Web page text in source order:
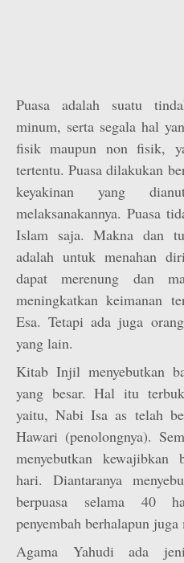
Puasa adalah suatu
minum, serta segala hal
fisik maupun non fisik,
tertentu. Puasa dilakukan
keyakinan yang
melaksanakannya. Puasa
Islam saja. Makna dan
adalah untuk menahan
dapat merenung dan
meningkatkan keimanan
Esa. Tetapi ada juga
yang lain.
Kitab Injil menyebutkan
yang besar. Hal itu
yaitu, Nabi Isa as telah
Hawari (penolongnya).
menyebutkan kewajibkan
hari. Diantaranya
berpuasa selama 40
penyembah berhalapun juga
Agama Yahudi ada